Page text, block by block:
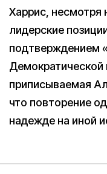
Харрис, несмотря
лидерские
подтверждением
приписываемая
что повторение
надежде на иной